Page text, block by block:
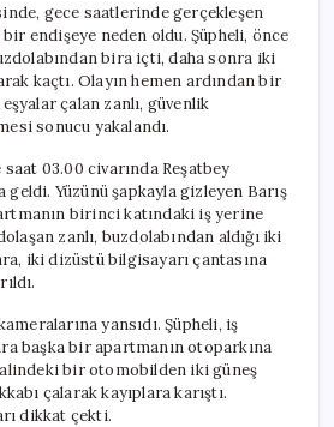
Hırsızlık
Olayı:
Şüpheli
Yakalandı
için
gece saatlerinde gerçekleşen
bir endişeye neden oldu. Şüpheli, önce
bira içti, daha sonra iki
kaçtı. Olayın hemen ardından bir
çalan zanlı, güvenlik
sonucu yakalandı.
03.00 civarında Reşatbey
geldi. Yüzünü şapkayla gizleyen Barış
birinci katındaki iş yerine
zanlı, buzdolabından aldığı iki
iki dizüstü bilgisayarı çantasına
yansıdı. Şüpheli, iş
başka bir apartmanın otoparkına
bir otomobilden iki güneş
çalarak kayıplara karıştı.
dikkat çekti.